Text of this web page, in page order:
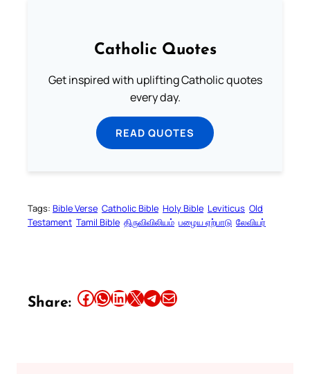
Catholic Quotes
Get inspired with uplifting Catholic quotes
every day.
READ QUOTES
Tags: Bible Verse Catholic Bible Holy Bible Leviticus Old
Testament Tamil Bible திருவிவிலியம் பழைய ஏற்பாடு லேவியர்
Share: Share this article on Facebook Share this article on WhatsApp Share this article on LinkedIn Share this article on X Share this article on TelegramEmail this Article